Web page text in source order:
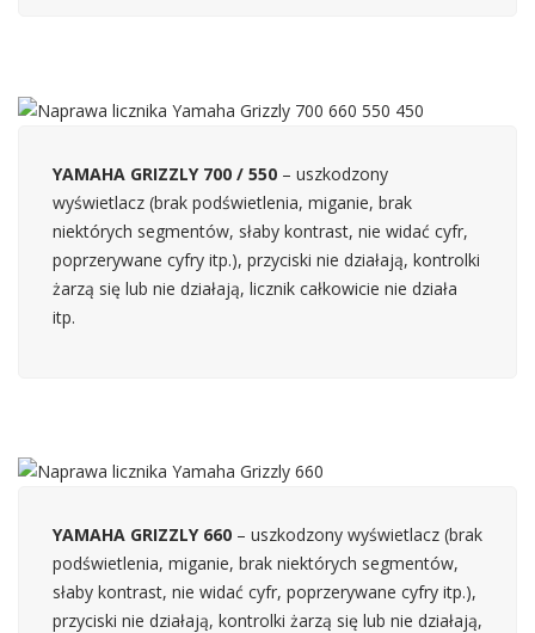
YAMAHA GRIZZLY 700 / 550 – uszkodzony
wyświetlacz (brak podświetlenia, miganie, brak
niektórych segmentów, słaby kontrast, nie widać cyfr,
poprzerywane cyfry itp.), przyciski nie działają, kontrolki
żarzą się lub nie działają, licznik całkowicie nie działa
itp.
YAMAHA GRIZZLY 660 – uszkodzony wyświetlacz (brak
podświetlenia, miganie, brak niektórych segmentów,
słaby kontrast, nie widać cyfr, poprzerywane cyfry itp.),
przyciski nie działają, kontrolki żarzą się lub nie działają,